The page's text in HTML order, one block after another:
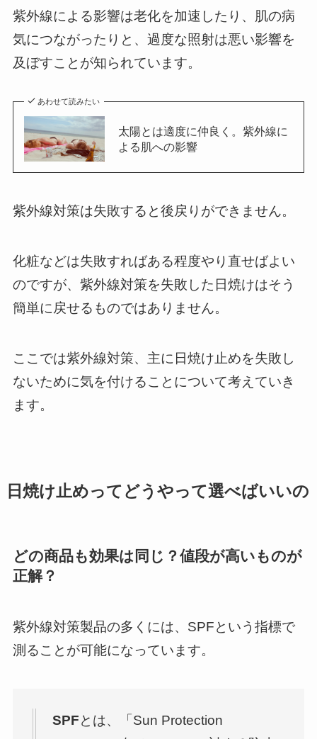
紫外線による影響は老化を加速したり、肌の病
気につながったりと、過度な照射は悪い影響を
及ぼすことが知られています。
あわせて読みたい
太陽とは適度に仲良く。紫外線に
よる肌への影響
紫外線対策は失敗すると後戻りができません。
化粧などは失敗すればある程度やり直せばよい
のですが、紫外線対策を失敗した日焼けはそう
簡単に戻せるものではありません。
ここでは紫外線対策、主に日焼け止めを失敗し
ないために気を付けることについて考えていき
ます。
日焼け止めってどうやって選べばいいの
どの商品も効果は同じ？値段が高いものが
正解？
紫外線対策製品の多くには、SPFという指標で
測ることが可能になっています。
SPFとは、「Sun Protection